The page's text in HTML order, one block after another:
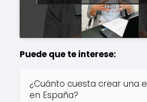
Puede que te interese:
¿Cuánto cuesta crear una
en España?